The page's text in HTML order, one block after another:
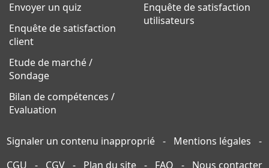
Envoyer un quiz
Enquête de satisfaction
client
Etude de marché /
Sondage
Bilan de compétences /
Evaluation
Enquête de satisfaction
utilisateurs
Signaler un contenu inapproprié - Mentions légales
-
CGU
- CGV - Plan du site - FAQ - Nous contacter